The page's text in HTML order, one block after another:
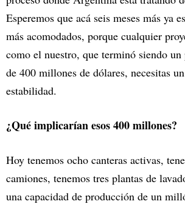
Esperemos que acá seis meses más ya
más acomodados, porque cualquier
como el nuestro, que terminó siendo un
de 400 millones de dólares, necesitas
estabilidad.
¿Qué implicarían esos 400 millones?
Hoy tenemos ocho canteras activas,
camiones, tenemos tres plantas de
una capacidad de producción de un